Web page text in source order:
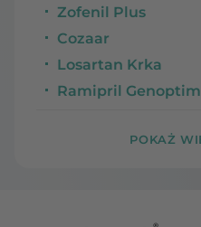
Zofenil Plus
Cozaar
Losartan Krka
Ramipril Genoptim